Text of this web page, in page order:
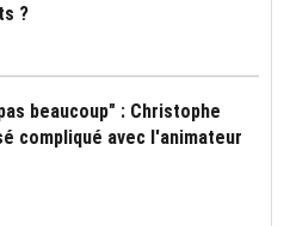
?
beaucoup" : Christophe
compliqué avec l'animateur